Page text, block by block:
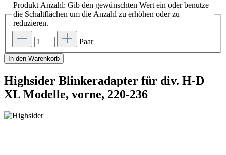
Produkt Anzahl: Gib den gewünschten Wert ein oder benutze
die Schaltflächen um die Anzahl zu erhöhen oder zu
reduzieren.
Paar
In den Warenkorb
Highsider Blinkeradapter für div. H-D
XL Modelle, vorne, 220-236